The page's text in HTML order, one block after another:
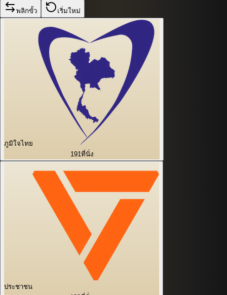
พลิกขั้ว เริ่มใหม่
ภูมิใจไทย
191ที่นั่ง
ประชาชน